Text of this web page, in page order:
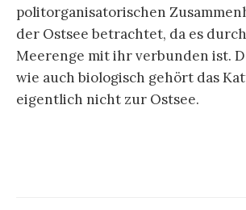
politorganisatorischen
der Ostsee betrachtet, da es
Meerenge mit ihr verbunden ist.
wie auch biologisch gehört das
eigentlich nicht zur Ostsee.